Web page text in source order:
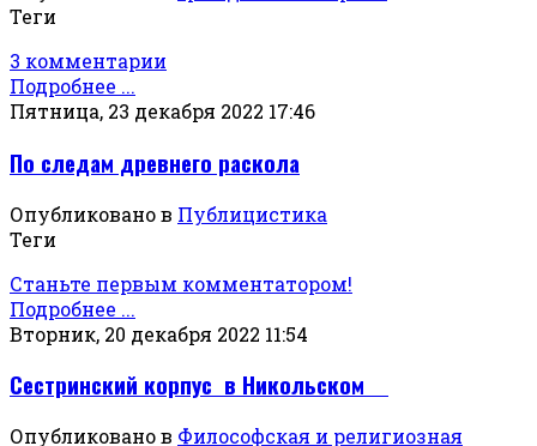
Теги
3 комментарии
Подробнее ...
Пятница, 23 декабря 2022 17:46
По следам древнего раскола
Опубликовано в Публицистика
Теги
Станьте первым комментатором!
Подробнее ...
Вторник, 20 декабря 2022 11:54
Сестринский корпус в Никольском
Опубликовано в Философская и религиозная